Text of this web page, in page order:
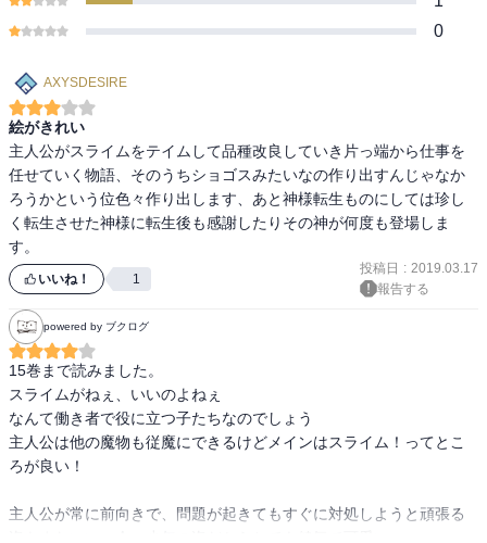
0
AXYSDESIRE
絵がきれい
主人公がスライムをテイムして品種改良していき片っ端から仕事を
任せていく物語、そのうちショゴスみたいなの作り出すんじゃなか
ろうかという位色々作り出します、あと神様転生ものにしては珍し
く転生させた神様に転生後も感謝したりその神が何度も登場しま
す。
いいね！ 1
投稿日 : 2019.03.17
報告する
powered by ブクログ
15巻まで読みました。
スライムがねぇ、いいのよねぇ
なんて働き者で役に立つ子たちなのでしょう
主人公は他の魔物も従魔にできるけどメインはスライム！ってとこ
ろが良い！
主人公が常に前向きで、問題が起きてもすぐに対処しようと頑張る